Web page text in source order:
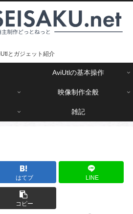
とガジェット紹介
AviUtlの基本操作
映像制作全般
雑記
はてブ LINE
コピー